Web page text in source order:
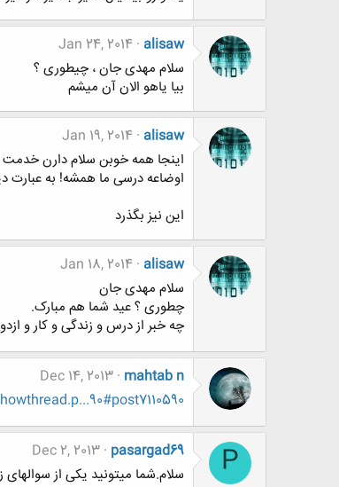
alisaw
Jan 24, 2014
سلام مهدی جان ، چیطوری ؟
بیا یاهو الان آن میشم
alisaw
Jan 19, 2014
اینجا همه خوبن سلام دارن
اوضاعه درسی ما همشه! به عبارت
این نیز بگذرد
alisaw
Jan 18, 2014
سلام مهدی جان
چطوری ؟ عید شما هم مبارک.
چه خبر از درس و زندگی و کار و
mahtab n
Dec 14, 2013
P
pasargad69
Dec 2, 2013
سلام.شما میتونید یکی از